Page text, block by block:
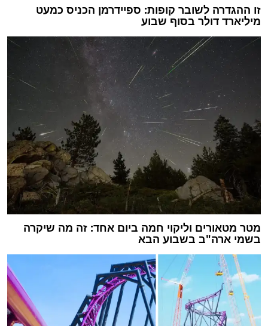
זו ההגדרה לשובר קופות: ספיידרמן הכניס כמעט
מיליארד דולר בסוף שבוע
מטר מטאורים וליקוי חמה ביום אחד: זה מה שיקרה
בשמי ארה"ב בשבוע הבא